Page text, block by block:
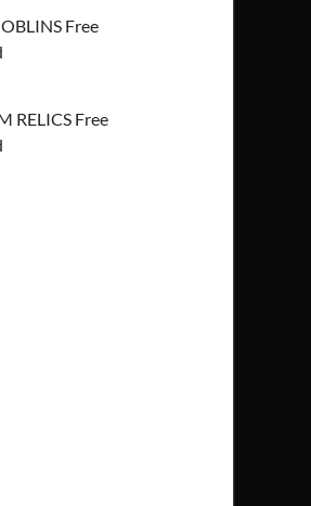
Free
RELICS Free